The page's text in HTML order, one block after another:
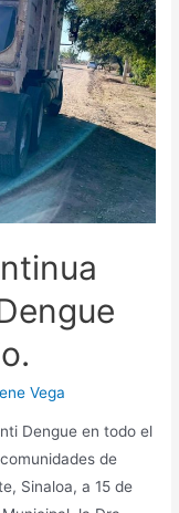
Vega
Dengue en todo el
de
Sinaloa, a 15 de